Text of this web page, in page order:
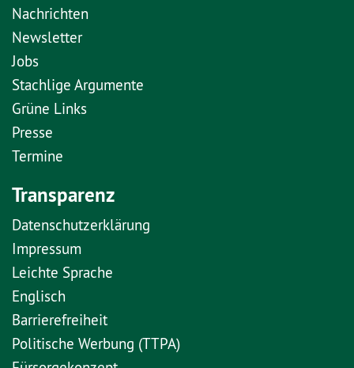
Nachrichten
Newsletter
Jobs
Stachlige Argumente
Grüne Links
Presse
Termine
Transparenz
Datenschutzerklärung
Impressum
Leichte Sprache
Englisch
Barrierefreiheit
Politische Werbung (TTPA)